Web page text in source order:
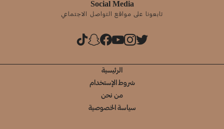
Social Media
تابعونا على مواقع التواصل الاجتماعي
الرئيسية
شروط الإستخدام
من نحن
سياسة الخصوصية